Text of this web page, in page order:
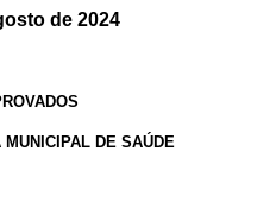
de 2024
MUNICIPAL DE SAÚDE